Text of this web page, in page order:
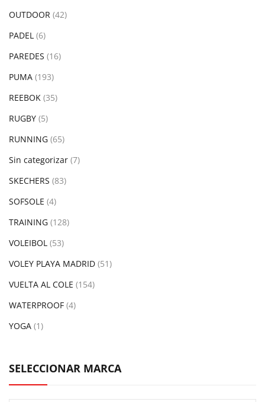
OUTDOOR (42)
PADEL (6)
PAREDES (16)
PUMA (193)
REEBOK (35)
RUGBY (5)
RUNNING (65)
Sin categorizar (7)
SKECHERS (83)
SOFSOLE (4)
TRAINING (128)
VOLEIBOL (53)
VOLEY PLAYA MADRID (51)
VUELTA AL COLE (154)
WATERPROOF (4)
YOGA (1)
SELECCIONAR MARCA